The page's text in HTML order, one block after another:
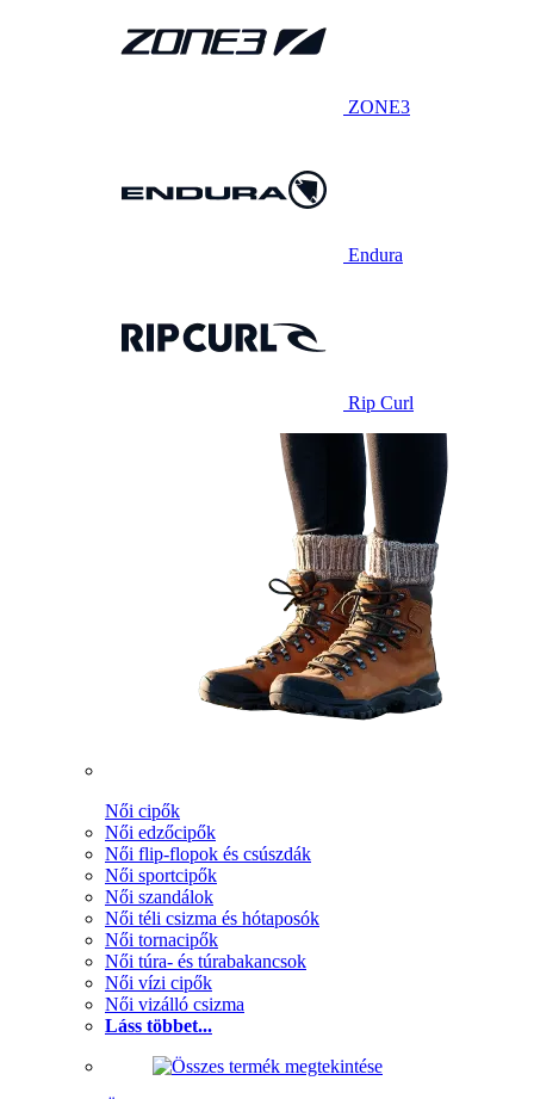
ZONE3
Endura
Rip Curl
Női cipők
Női edzőcipők
Női flip-flopok és csúszdák
Női sportcipők
Női szandálok
Női téli csizma és hótaposók
Női tornacipők
Női túra- és túrabakancsok
Női vízi cipők
Női vizálló csizma
Láss többet...